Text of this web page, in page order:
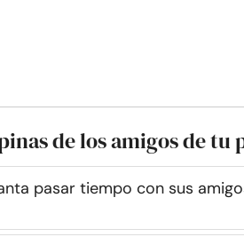
de los amigos de tu
pasar tiempo con sus